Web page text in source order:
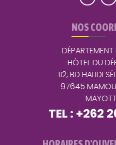
NOS
HÔTEL DU
112, BD HALIDI
97645
TEL : +262